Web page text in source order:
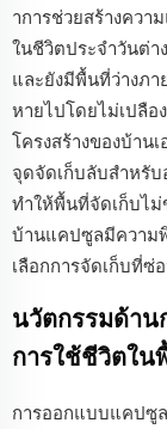
าการช่วยสร้างควา
ในชีวิตประจำวันต่
และยังมีพื้นที่ว่างภา
หายไปโดยไม่เปลื
โครงสร้างของบ้าน
จุดจัดเก็บลับสำหรั
ทำให้พื้นที่จัดเก็บไ
บ้านแคปซูลมีความ
เลือกการจัดเก็บที่ซ่
นวัตกรรมด้าน
การใช้ชีวิตใน
การออกแบบแคปซู